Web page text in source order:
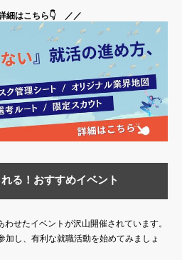
はこちら👇 ／／
る！おすすめイベント
せたイベントが沢山開催されています。
加し、有利な就職活動を始めてみましょ